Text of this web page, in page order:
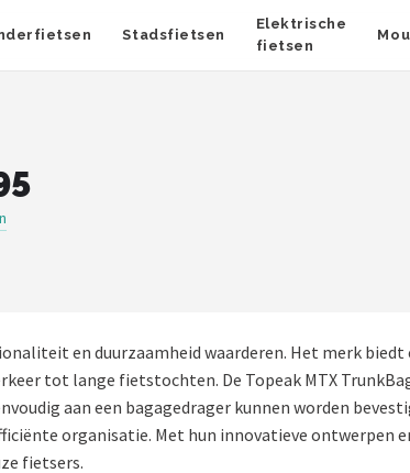
Stadsfietsen
Elektrische
fietsen
en duurzaamheid waarderen. Het merk biedt
tot lange fietstochten. De Topeak MTX
aan een bagagedrager kunnen worden
organisatie. Met hun innovatieve ontwerpen
fietsers.